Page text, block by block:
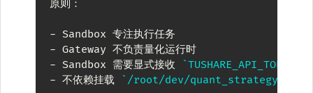
原则：
-
-
- Sandbox 需要显式接收
`TUSHARE_API_TOKEN`
- 不依赖挂载 `/root/dev/quant_strategy_v2/